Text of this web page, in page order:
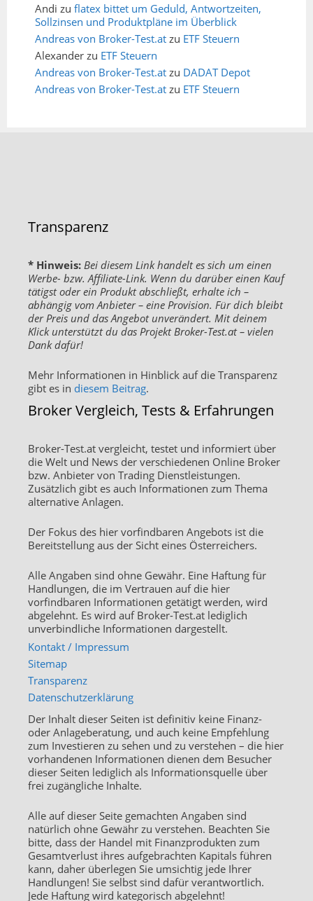
Andi zu flatex bittet um Geduld, Antwortzeiten,
Sollzinsen und Produktpläne im Überblick
Andreas von Broker-Test.at zu ETF Steuern
Alexander zu ETF Steuern
Andreas von Broker-Test.at zu DADAT Depot
Andreas von Broker-Test.at zu ETF Steuern
Transparenz
* Hinweis: Bei diesem Link handelt es sich um einen
Werbe- bzw. Affiliate-Link. Wenn du darüber einen Kauf
tätigst oder ein Produkt abschließt, erhalte ich –
abhängig vom Anbieter – eine Provision. Für dich bleibt
der Preis und das Angebot unverändert. Mit deinem
Klick unterstützt du das Projekt Broker-Test.at – vielen
Dank dafür!
Mehr Informationen in Hinblick auf die Transparenz
gibt es in diesem Beitrag.
Broker Vergleich, Tests & Erfahrungen
Broker-Test.at vergleicht, testet und informiert über
die Welt und News der verschiedenen Online Broker
bzw. Anbieter von Trading Dienstleistungen.
Zusätzlich gibt es auch Informationen zum Thema
alternative Anlagen.
Der Fokus des hier vorfindbaren Angebots ist die
Bereitstellung aus der Sicht eines Österreichers.
Alle Angaben sind ohne Gewähr. Eine Haftung für
Handlungen, die im Vertrauen auf die hier
vorfindbaren Informationen getätigt werden, wird
abgelehnt. Es wird auf Broker-Test.at lediglich
unverbindliche Informationen dargestellt.
Kontakt / Impressum
Sitemap
Transparenz
Datenschutzerklärung
Der Inhalt dieser Seiten ist definitiv keine Finanz-
oder Anlageberatung, und auch keine Empfehlung
zum Investieren zu sehen und zu verstehen – die hier
vorhandenen Informationen dienen dem Besucher
dieser Seiten lediglich als Informationsquelle über
frei zugängliche Inhalte.
Alle auf dieser Seite gemachten Angaben sind
natürlich ohne Gewähr zu verstehen. Beachten Sie
bitte, dass der Handel mit Finanzprodukten zum
Gesamtverlust ihres aufgebrachten Kapitals führen
kann, daher überlegen Sie umsichtig jede Ihrer
Handlungen! Sie selbst sind dafür verantwortlich.
Jede Haftung wird kategorisch abgelehnt!